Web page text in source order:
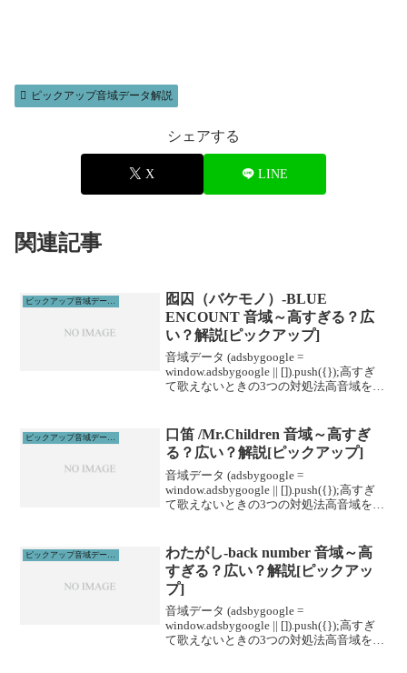
ピックアップ音域データ解説
シェアする
X LINE
関連記事
ピックアップ音域データ解説
囮囚（バケモノ）-BLUE
ENCOUNT 音域～高すぎる？広
い？解説[ピックアップ]
音域データ (adsbygoogle =
window.adsbygoogle || []).push({});高すぎ
て歌えないときの3つの対処法高音域を広
ルに通うこと...
口笛 /Mr.Children 音域～高すぎ
る？広い？解説[ピックアップ]
音域データ (adsbygoogle =
window.adsbygoogle || []).push({});高すぎ
て歌えないときの3つの対処法高音域を広
ルに通うこと...
わたがし-back number 音域～高
すぎる？広い？解説[ピックアッ
プ]
音域データ (adsbygoogle =
window.adsbygoogle || []).push({});高すぎ
て歌えないときの3つの対処法高音域を広